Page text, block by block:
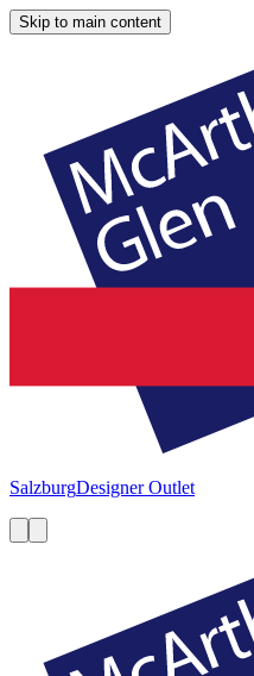
Skip to main content
SalzburgDesigner Outlet